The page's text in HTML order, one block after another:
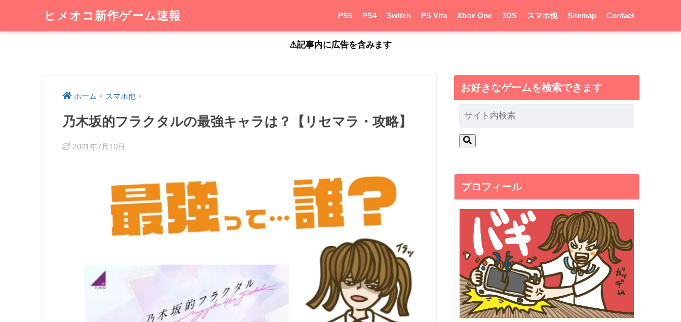
ヒメオコ新作ゲーム速報 PS5 PS4 Switch PS Vita Xbox One 3DS スマホ他 Sitemap Contact
⚠︎記事内に広告を含みます
ホーム スマホ他
乃木坂的フラクタルの最強キャラは？【リセマラ・攻略】
2021年7月10日
お好きなゲームを検索できます
プロフィール